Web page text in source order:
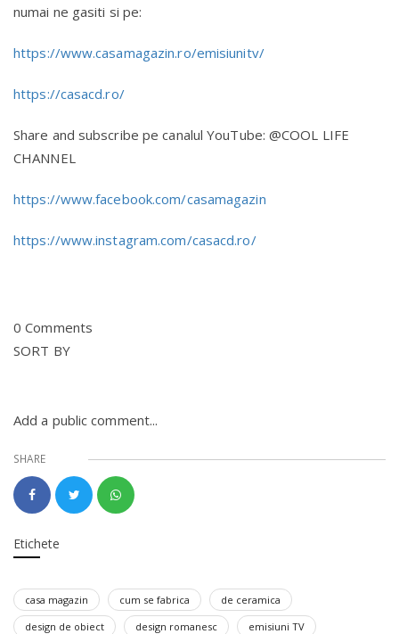
numai ne gasiti si pe:
https://www.casamagazin.ro/emisiunitv/
https://casacd.ro/
Share and subscribe pe canalul YouTube: @COOL LIFE
CHANNEL
https://www.facebook.com/casamagazin
https://www.instagram.com/casacd.ro/
0 Comments
SORT BY
Add a public comment...
SHARE
Etichete
casa magazin cum se fabrica
de ceramica
design de obiect
design romanesc
emisiuni TV